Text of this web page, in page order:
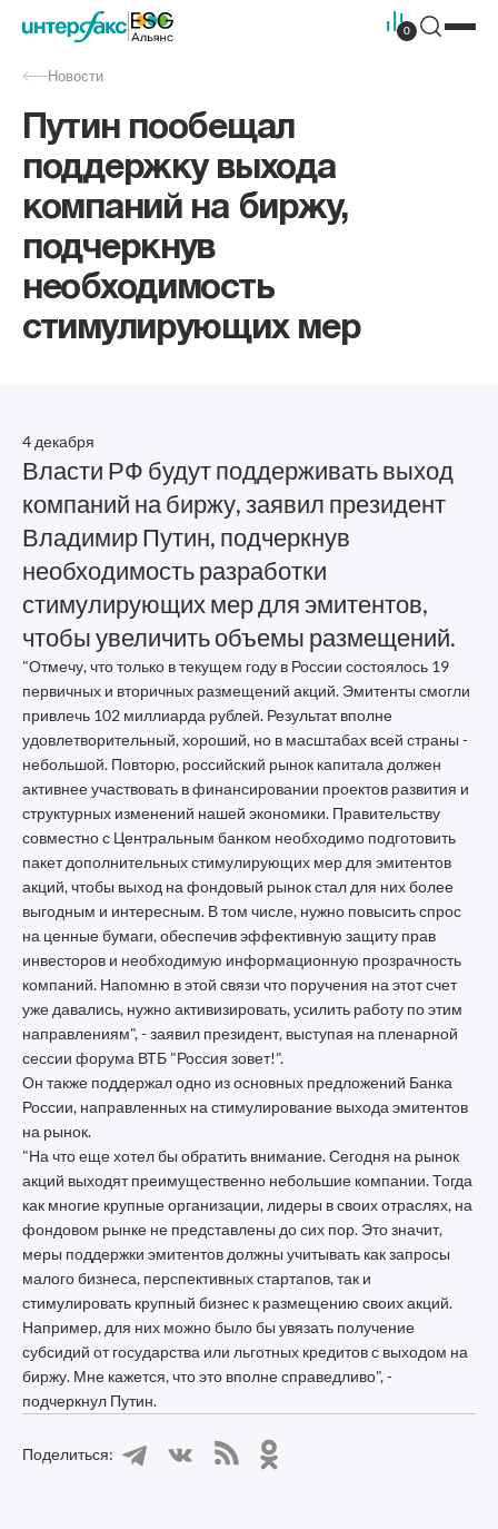
0
Новости
Путин пообещал
поддержку выхода
компаний на биржу,
подчеркнув
необходимость
стимулирующих мер
4 декабря
Власти РФ будут поддерживать выход
компаний на биржу, заявил президент
Владимир Путин, подчеркнув
необходимость разработки
стимулирующих мер для эмитентов,
чтобы увеличить объемы размещений.
"Отмечу, что только в текущем году в России состоялось 19
первичных и вторичных размещений акций. Эмитенты смогли
привлечь 102 миллиарда рублей. Результат вполне
удовлетворительный, хороший, но в масштабах всей страны -
небольшой. Повторю, российский рынок капитала должен
активнее участвовать в финансировании проектов развития и
структурных изменений нашей экономики. Правительству
совместно с Центральным банком необходимо подготовить
пакет дополнительных стимулирующих мер для эмитентов
акций, чтобы выход на фондовый рынок стал для них более
выгодным и интересным. В том числе, нужно повысить спрос
на ценные бумаги, обеспечив эффективную защиту прав
инвесторов и необходимую информационную прозрачность
компаний. Напомню в этой связи что поручения на этот счет
уже давались, нужно активизировать, усилить работу по этим
направлениям", - заявил президент, выступая на пленарной
сессии форума ВТБ "Россия зовет!".
Он также поддержал одно из основных предложений Банка
России, направленных на стимулирование выхода эмитентов
на рынок.
"На что еще хотел бы обратить внимание. Сегодня на рынок
акций выходят преимущественно небольшие компании. Тогда
как многие крупные организации, лидеры в своих отраслях, на
фондовом рынке не представлены до сих пор. Это значит,
меры поддержки эмитентов должны учитывать как запросы
малого бизнеса, перспективных стартапов, так и
стимулировать крупный бизнес к размещению своих акций.
Например, для них можно было бы увязать получение
субсидий от государства или льготных кредитов с выходом на
биржу. Мне кажется, что это вполне справедливо", -
подчеркнул Путин.
Поделиться: